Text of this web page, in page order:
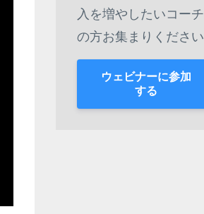
入を増やしたいコーチ
の方お集まりください
ウェビナーに参加
する